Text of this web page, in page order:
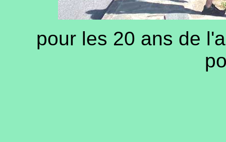
pour les 20 ans de